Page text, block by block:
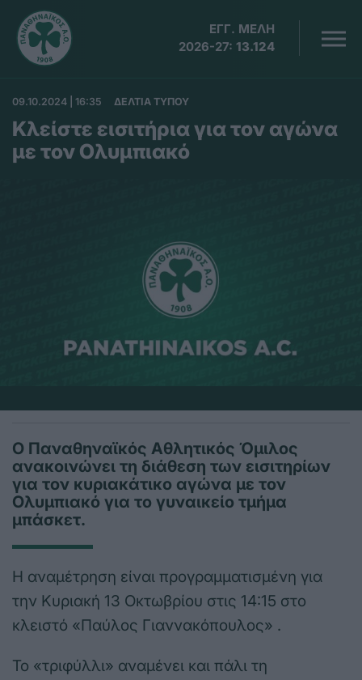
ΕΓΓ. ΜΕΛΗ
2026-27: 13.124
09.10.2024 | 16:35 ΔΕΛΤΙΑ ΤΥΠΟΥ
Κλείστε εισιτήρια για τον αγώνα
με τον Ολυμπιακό
Ο Παναθηναϊκός Αθλητικός Όμιλος
ανακοινώνει τη διάθεση των εισιτηρίων
για τον κυριακάτικο αγώνα με τον
Ολυμπιακό για το γυναικείο τμήμα
μπάσκετ.
Η αναμέτρηση είναι προγραμματισμένη για
την Κυριακή 13 Οκτωβρίου στις 14:15 στο
κλειστό «Παύλος Γιαννακόπουλος» .
Το «τριφύλλι» αναμένει και πάλι τη